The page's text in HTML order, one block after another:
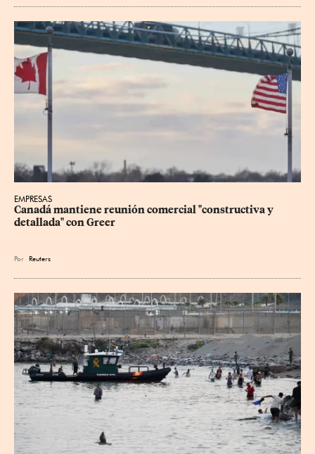
EMPRESAS
Canadá mantiene reunión ‌comercial "constructiva y
detallada" con Greer
Por Reuters